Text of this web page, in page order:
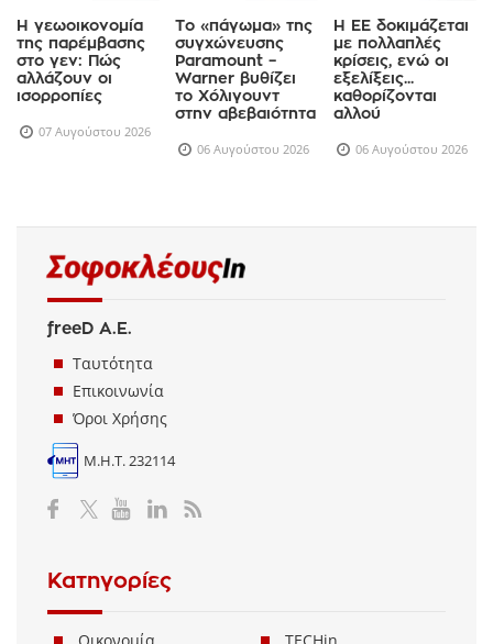
Η γεωοικονομία
της παρέμβασης
στο γεν: Πώς
αλλάζουν οι
ισορροπίες
07 Αυγούστου 2026
Το «πάγωμα» της
συγχώνευσης
Paramount –
Warner βυθίζει
το Χόλιγουντ
στην αβεβαιότητα
06 Αυγούστου 2026
Η ΕΕ δοκιμάζεται
με πολλαπλές
κρίσεις, ενώ οι
εξελίξεις...
καθορίζονται
αλλού
06 Αυγούστου 2026
freeD Α.Ε.
Ταυτότητα
Επικοινωνία
Όροι Χρήσης
Μ.Η.Τ. 232114
Κατηγορίες